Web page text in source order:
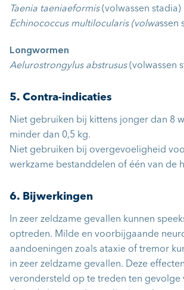
Taenia taeniaeformis(volwassen stadia)
Echinococcus multilocularis (volwassen
Longwormen
Aelurostrongylus abstrusus(volwassen
5. Contra-indicaties
Niet gebruiken bij kittens jonger dan 8
minder dan 0,5 kg.
Niet gebruiken bij overgevoeligheid
werkzame bestanddelen of één van de
6. Bijwerkingen
In zeer zeldzame gevallen kunnen
optreden. Milde en voorbijgaande
aandoeningen zoals ataxie of tremor
in zeer zeldzame gevallen. Deze
verondersteld op te treden ten gevolge